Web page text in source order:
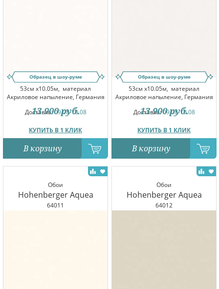
Образец в шоу-руме
53см x10.05м, материал
Акриловое напыление, Германия
Доставка:09.08-10.08
КУПИТЬ В 1 КЛИК
13 900 руб.
В корзину
Образец в шоу-руме
53см x10.05м, материал
Акриловое напыление, Германия
Доставка:09.08-10.08
КУПИТЬ В 1 КЛИК
13 900 руб.
В корзину
Обои
Hohenberger Aquea
64011
Обои
Hohenberger Aquea
64012